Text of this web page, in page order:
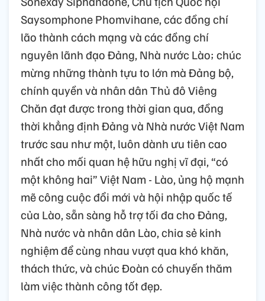
Saysomphone Phomvihane, các đồng chí
lão thành cách mạng và các đồng chí
nguyên lãnh đạo Đảng, Nhà nước Lào; chúc
mừng những thành tựu to lớn mà Đảng bộ,
chính quyền và nhân dân Thủ đô Viêng
Chăn đạt được trong thời gian qua, đồng
thời khẳng định Đảng và Nhà nước Việt Nam
trước sau như một, luôn dành ưu tiên cao
nhất cho mối quan hệ hữu nghị vĩ đại, “có
một không hai” Việt Nam - Lào, ủng hộ mạnh
mẽ công cuộc đổi mới và hội nhập quốc tế
của Lào, sẵn sàng hỗ trợ tối đa cho Đảng,
Nhà nước và nhân dân Lào, chia sẻ kinh
nghiệm để cùng nhau vượt qua khó khăn,
thách thức, và chúc Đoàn có chuyến thăm
làm việc thành công tốt đẹp.